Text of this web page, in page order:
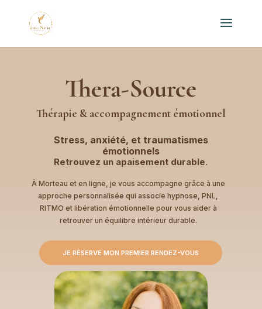
Thera-Source
Thérapie & accompagnement émotionnel
Stress, anxiété, et traumatismes
émotionnels
Retrouvez un apaisement durable.
À Morteau et en ligne, je vous accompagne grâce à une
approche personnalisée qui associe hypnose, PNL,
RITMO et libération émotionnelle pour vous aider à
retrouver un équilibre intérieur durable.
JE RÉSERVE MON PREMIER RENDEZ-VOUS